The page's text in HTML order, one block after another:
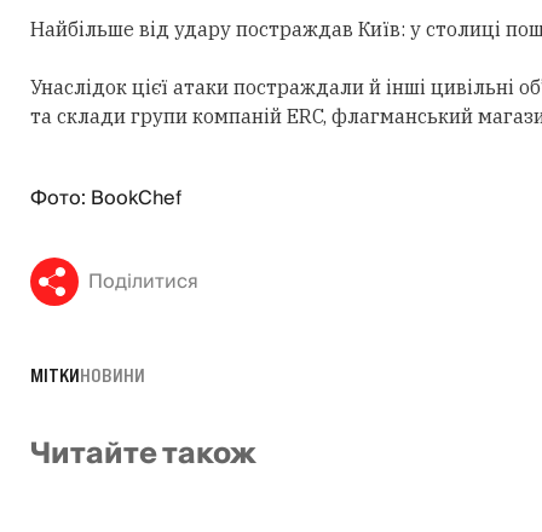
Найбільше від удару постраждав Київ: у столиці
Унаслідок цієї атаки постраждали й інші цивільні
та склади групи компаній ERC, флагманський
Фото: BookChef
Поділитися
МІТКИНОВИНИ
Читайте також